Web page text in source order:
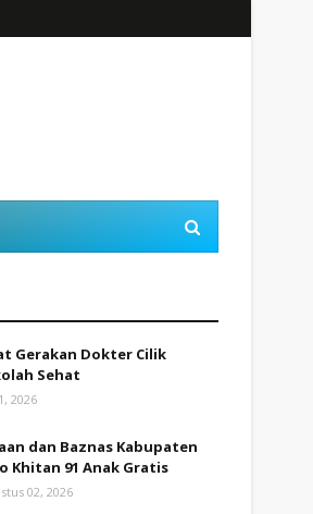
Gerakan Dokter Cilik
Sehat
2026
dan Baznas Kabupaten
Khitan 91 Anak Gratis
02, 2026